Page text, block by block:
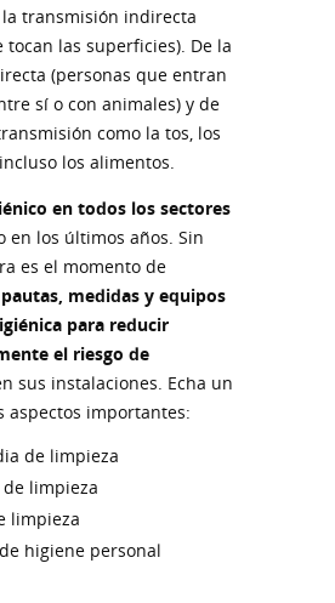
transmisión indirecta
tocan las superficies). De la
(personas que entran
sí o con animales) y de
como la tos, los
los alimentos.
en todos los sectores
en los últimos años. Sin
es el momento de
medidas y equipos
para reducir
el riesgo de
sus instalaciones. Echa un
aspectos importantes:
de limpieza
de limpieza
limpieza
higiene personal